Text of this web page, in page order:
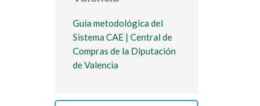
Guía metodológica del
Sistema CAE | Central de
Compras de la Diputación
de Valencia